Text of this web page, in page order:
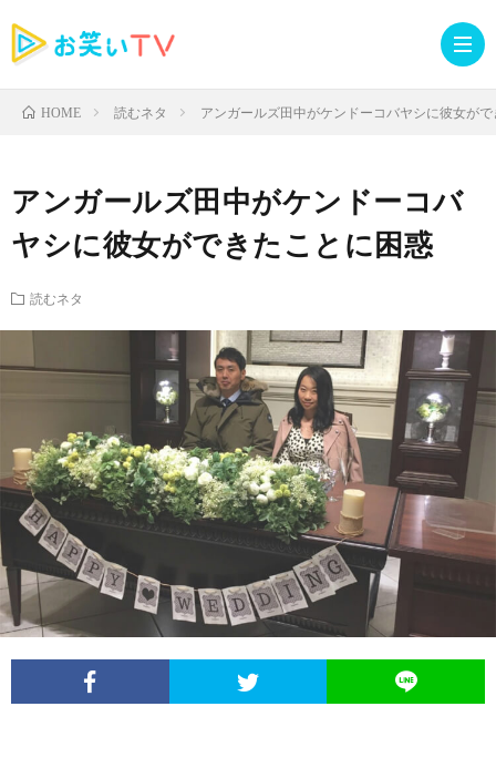
せ・
イ
ト
イ
ブ
レ
ト
読
む
ネ
イ
ン
ュ
お
芸
HOME 読むネタ アンガールズ田中がケンドーコバヤシに彼女が
アンガールズ田中がケンドーコバ
ヤシに彼女ができたことに困惑
読むネタ